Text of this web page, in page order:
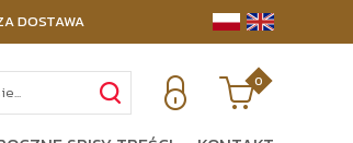
DOSTAWA
0